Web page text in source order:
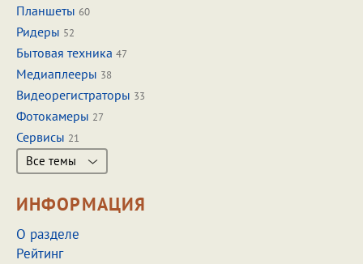
Планшеты 60
Ридеры 52
Бытовая техника 47
Медиаплееры 38
Видеорегистраторы 33
Фотокамеры 27
Сервисы 21
Все темы
ИНФОРМАЦИЯ
О разделе
Рейтинг